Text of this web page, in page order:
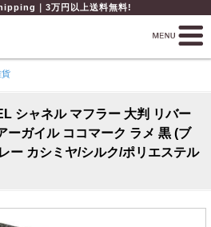
｜3万円以上送料無料!
貨
シャネル マフラー 大判 リバー
ーガイル ココマーク ラメ 黒 (ブ
ー カシミヤ/シルク/ポリエステル